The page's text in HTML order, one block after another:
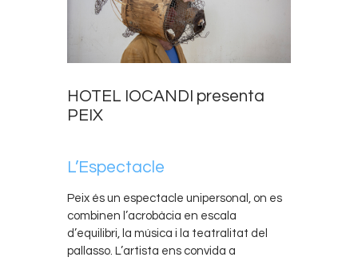
HOTEL IOCANDI presenta
PEIX
L’Espectacle
Peix és un espectacle unipersonal, on es
combinen l’acrobàcia en escala
d’equilibri, la música i la teatralitat del
pallasso. L’artista ens convida a